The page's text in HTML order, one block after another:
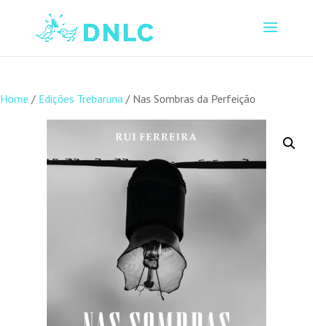
Home / Edições Trebaruna / Nas Sombras da Perfeição